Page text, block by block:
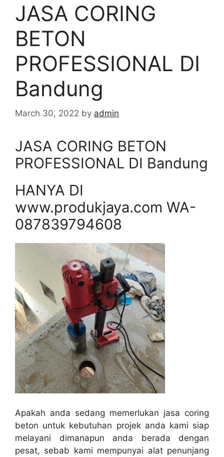
JASA CORING
BETON
PROFESSIONAL DI
Bandung
March 30, 2022 by admin
JASA CORING BETON
PROFESSIONAL DI Bandung
HANYA DI
www.produkjaya.com WA-
087839794608
Apakah anda sedang memerlukan jasa coring
beton untuk kebutuhan projek anda kami siap
melayani dimanapun anda berada dengan
pesat, sebab kami mempunyai alat penunjang